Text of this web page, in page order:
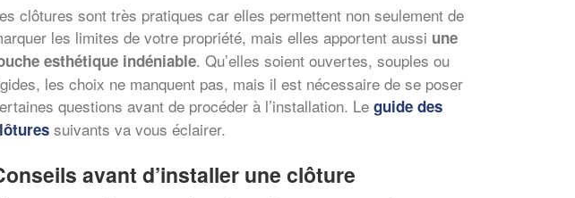
clôtures sont très pratiques car elles permettent non seulement de
les limites de votre propriété, mais elles apportent aussi une
esthétique indéniable. Qu’elles soient ouvertes, souples ou
les choix ne manquent pas, mais il est nécessaire de se poser
questions avant de procéder à l’installation. Le guide des
suivants va vous éclairer.
avant d’installer une clôture